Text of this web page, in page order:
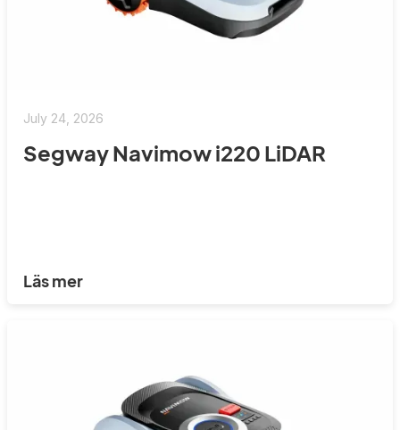
July 24, 2026
Segway Navimow i220 LiDAR
Läs mer